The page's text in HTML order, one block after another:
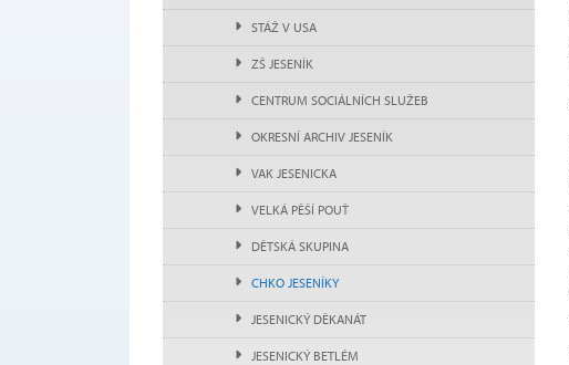
STÁŽ V USA
ZŠ JESENÍK
CENTRUM SOCIÁLNÍCH SLUŽEB
OKRESNÍ ARCHIV JESENÍK
VAK JESENICKA
VELKÁ PĚŠÍ POUŤ
DĚTSKÁ SKUPINA
CHKO JESENÍKY
JESENICKÝ DĚKANÁT
JESENICKÝ BETLÉM